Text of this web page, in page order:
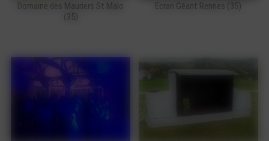
Domaine des Mauriers St Malo
(35)
Ecran Géant Rennes (35)